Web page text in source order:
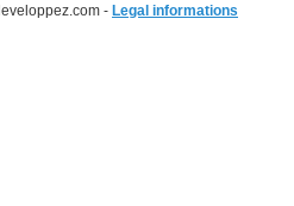
- Legal informations